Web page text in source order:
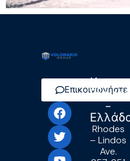
Επικοινωνήστε
Γραφεία
-
Rhodes
– Lindos
Ave.